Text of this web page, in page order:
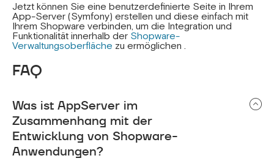
Jetzt können Sie eine benutzerdefinierte Seite in Ihrem
App-Server (Symfony) erstellen und diese einfach mit
Ihrem Shopware verbinden, um die Integration und
Funktionalität innerhalb der Shopware-
Verwaltungsoberfläche zu ermöglichen .
FAQ
Was ist AppServer im
Zusammenhang mit der
Entwicklung von Shopware-
Anwendungen?